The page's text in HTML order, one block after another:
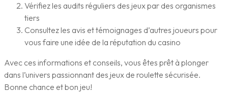
Vérifiez les audits réguliers des jeux par des organismes
tiers
Consultez les avis et témoignages d’autres joueurs pour
vous faire une idée de la réputation du casino
Avec ces informations et conseils, vous êtes prêt à plonger
dans l’univers passionnant des jeux de roulette sécurisée.
Bonne chance et bon jeu!